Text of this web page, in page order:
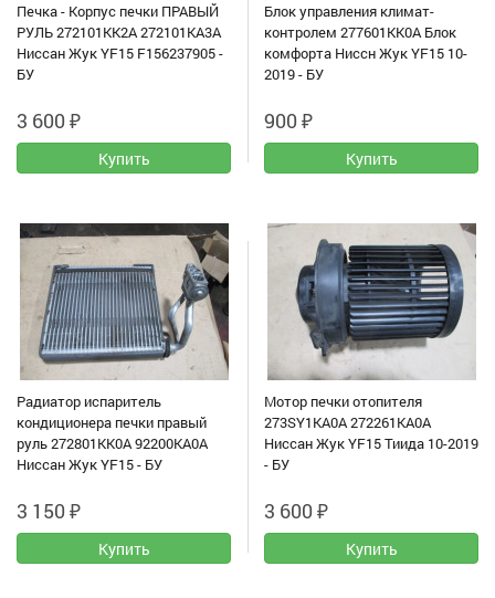
Печка - Корпус печки ПРАВЫЙ
РУЛЬ 272101KK2A 272101KA3A
Ниссан Жук YF15 F156237905 -
БУ
3 600₽
Блок управления климат-
контролем 277601KK0A Блок
комфорта Ниссн Жук YF15 10-
2019 - БУ
900₽
Радиатор испаритель
кондиционера печки правый
руль 272801KK0A 92200KA0A
Ниссан Жук YF15 - БУ
3 150₽
Мотор печки отопителя
273SY1KA0A 272261KA0A
Ниссан Жук YF15 Тиида 10-2019
- БУ
3 600₽